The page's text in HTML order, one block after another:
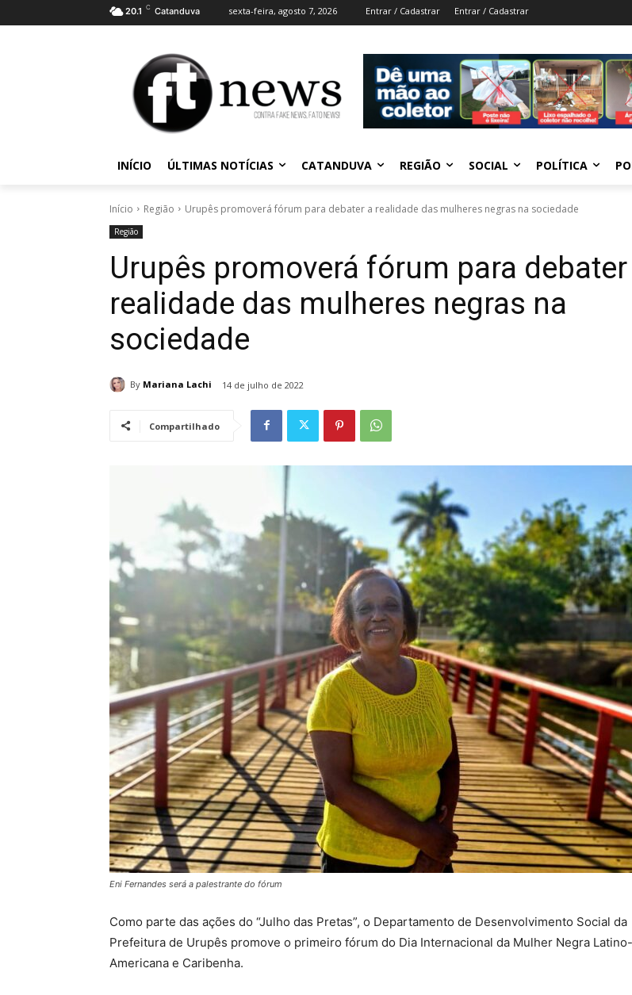
20.1 C Catanduva sexta-feira, agosto 7, 2026 Entrar / Cadastrar Entrar / Cadastrar
INÍCIO ÚLTIMAS NOTÍCIAS CATANDUVA REGIÃO SOCIAL POLÍTICA
Início Região Urupês promoverá fórum para debater a realidade das mulheres negras na sociedade
Região
Urupês promoverá fórum para debater
realidade das mulheres negras na
sociedade
By Mariana Lachi 14 de julho de 2022
Compartilhado
Eni Fernandes será a palestrante do fórum
Como parte das ações do “Julho das Pretas”, o Departamento de Desenvolvimento Social da
Prefeitura de Urupês promove o primeiro fórum do Dia Internacional da Mulher Negra Latino-
Americana e Caribenha.